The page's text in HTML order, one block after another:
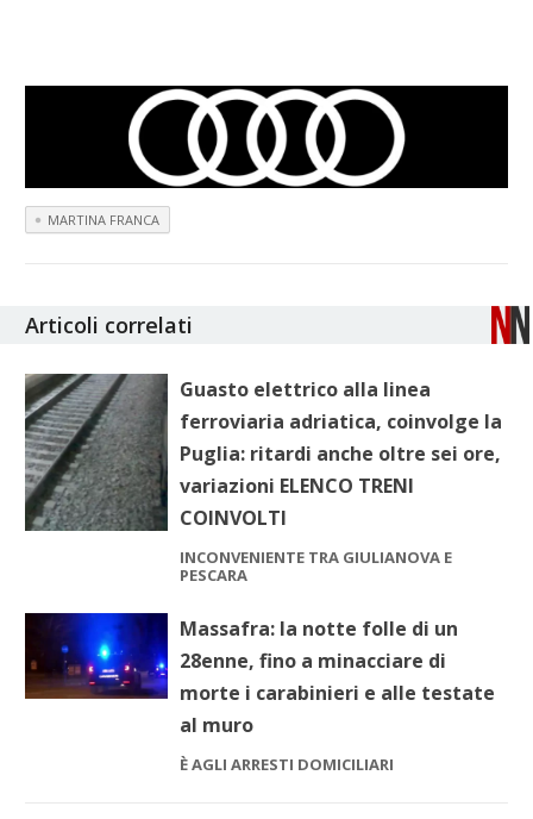
MARTINA FRANCA
Articoli correlati
Guasto elettrico alla linea
ferroviaria adriatica, coinvolge la
Puglia: ritardi anche oltre sei ore,
variazioni ELENCO TRENI
COINVOLTI
INCONVENIENTE TRA GIULIANOVA E
PESCARA
Massafra: la notte folle di un
28enne, fino a minacciare di
morte i carabinieri e alle testate
al muro
È AGLI ARRESTI DOMICILIARI